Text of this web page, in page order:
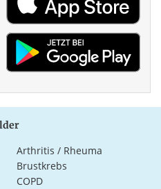
Arthritis / Rheuma
Brustkrebs
COPD